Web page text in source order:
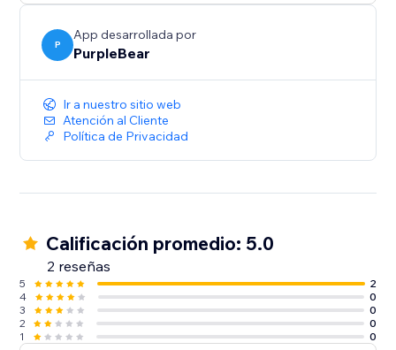
P
App desarrollada por
PurpleBear
Ir a nuestro sitio web
Atención al Cliente
Política de Privacidad
Calificación promedio: 5.0
2 reseñas
5
2
4
0
3
0
2
0
1
0